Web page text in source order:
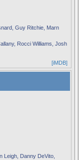
Guy Ritchie, Marn
Rocci Williams, Josh
[iMDB]
Leigh, Danny DeVito,